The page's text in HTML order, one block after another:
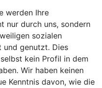
werden Ihre
nur durch uns, sondern
sozialen
und genutzt. Dies
kein Profil in dem
Wir haben keinen
Kenntnis davon, wie die